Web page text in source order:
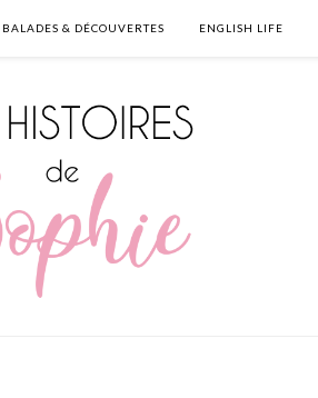
BALADES & DÉCOUVERTES ENGLISH LIFE